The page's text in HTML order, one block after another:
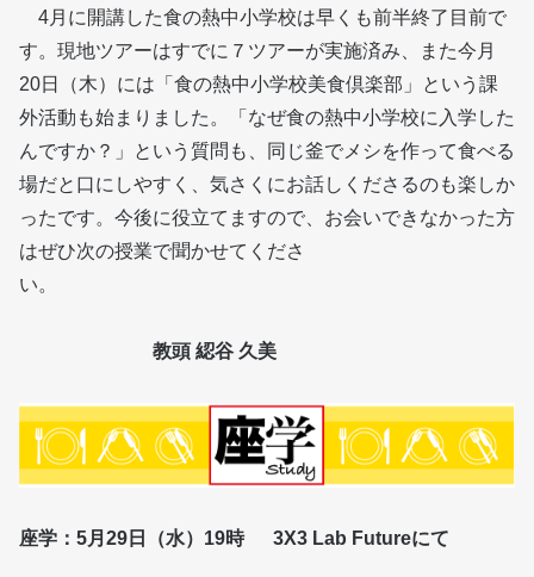
4月に開講した食の熱中小学校は早くも前半終了目前で
す。現地ツアーはすでに７ツアーが実施済み、また今月
20日（木）には「食の熱中小学校美食倶楽部」という課
外活動も始まりました。「なぜ食の熱中小学校に入学した
んですか？」という質問も、同じ釜でメシを作って食べる
場だと口にしやすく、気さくにお話しくださるのも楽しか
ったです。今後に役立てますので、お会いできなかった方
はぜひ次の授業で聞かせてくださ
い。
教頭 綛谷 久美
座学：5月29日（水）19時 3X3 Lab Futureにて